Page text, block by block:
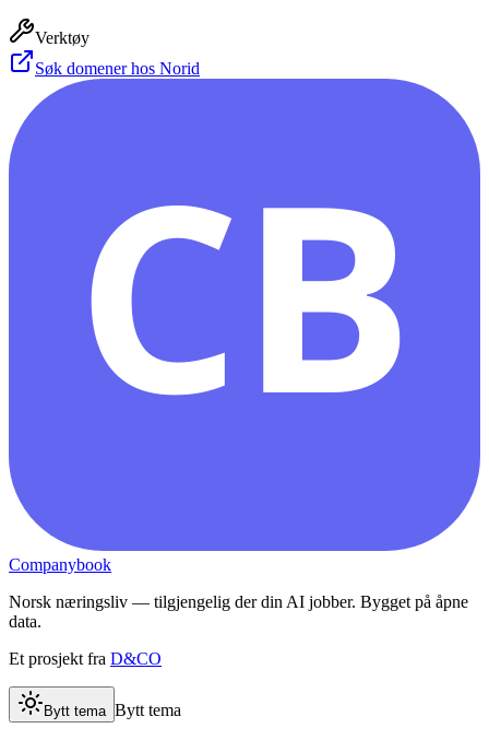
Verktøy
Søk domener hos Norid
CB
Companybook
Norsk næringsliv — tilgjengelig der din AI jobber. Bygget på åpne
data.
Et prosjekt fra D&CO
Bytt tema Bytt tema